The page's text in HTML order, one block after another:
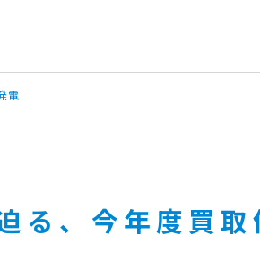
電
る、今年度買